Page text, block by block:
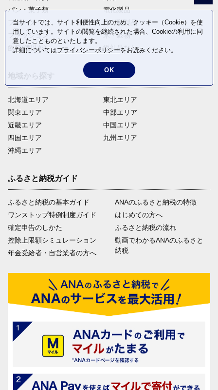
パン・菓子類
電化製品
フルーツ
卵・乳製品
ファッション
米・穀物
飲料(酒以外)
返礼品なし
北海道エリア
関東エリア
近畿エリア
四国エリア
沖縄エリア
東北エリア
中部エリア
中国エリア
九州エリア
ふるさと納税ガイド
ふるさと納税の基本ガイド
ワンストップ特例制度ガイド
確定申告のしかた
控除上限額シミュレーション
年金受給者・自営業者の方へ
ANAのふるさと納税の特徴
はじめての方へ
ふるさと納税の流れ
動画でわかるANAのふるさと
納税
当サイトでは、サイト利便性向上のため、クッキー（Cookie）を使
用しています。サイトの閲覧を継続された場合、Cookieの利用に同
意したことものといたします。
詳細についてはプライバシーポリシーをお読みください。
OK